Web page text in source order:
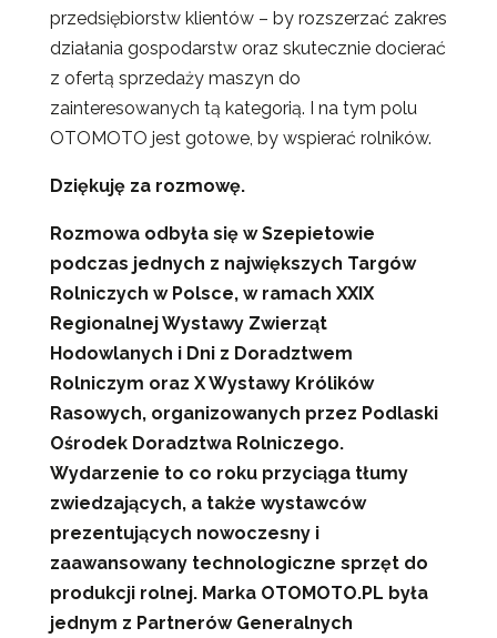
przedsiębiorstw klientów – by rozszerzać zakres
działania gospodarstw oraz skutecznie docierać
z ofertą sprzedaży maszyn do
zainteresowanych tą kategorią. I na tym polu
OTOMOTO jest gotowe, by wspierać rolników.
Dziękuję za rozmowę.
Rozmowa odbyła się w Szepietowie
podczas jednych z największych Targów
Rolniczych w Polsce, w ramach XXIX
Regionalnej Wystawy Zwierząt
Hodowlanych i Dni z Doradztwem
Rolniczym oraz X Wystawy Królików
Rasowych, organizowanych przez Podlaski
Ośrodek Doradztwa Rolniczego.
Wydarzenie to co roku przyciąga tłumy
zwiedzających, a także wystawców
prezentujących nowoczesny i
zaawansowany technologiczne sprzęt do
produkcji rolnej. Marka OTOMOTO.PL była
jednym z Partnerów Generalnych